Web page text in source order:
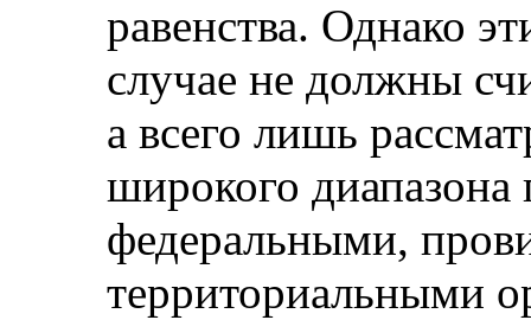
равенства. Однако
случае не должны
а всего лишь
широкого
федеральными,
территориальными